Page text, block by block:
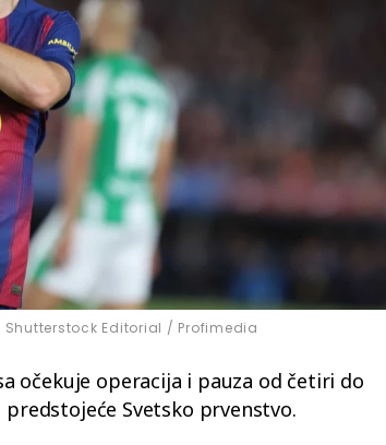
Shutterstock Editorial / Profimedia
očekuje operacija i pauza od četiri do
Svetsko prvenstvo.